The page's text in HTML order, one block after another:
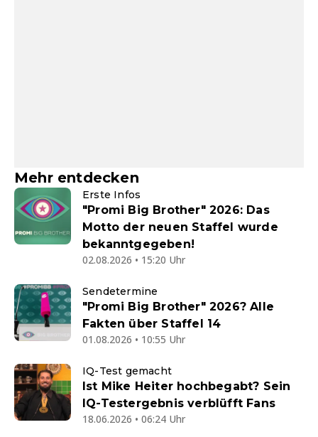
Mehr entdecken
Erste Infos
"Promi Big Brother" 2026: Das
Motto der neuen Staffel wurde
bekanntgegeben!
02.08.2026 • 15:20 Uhr
Sendetermine
"Promi Big Brother" 2026? Alle
Fakten über Staffel 14
01.08.2026 • 10:55 Uhr
IQ-Test gemacht
Ist Mike Heiter hochbegabt? Sein
IQ-Testergebnis verblüfft Fans
18.06.2026 • 06:24 Uhr